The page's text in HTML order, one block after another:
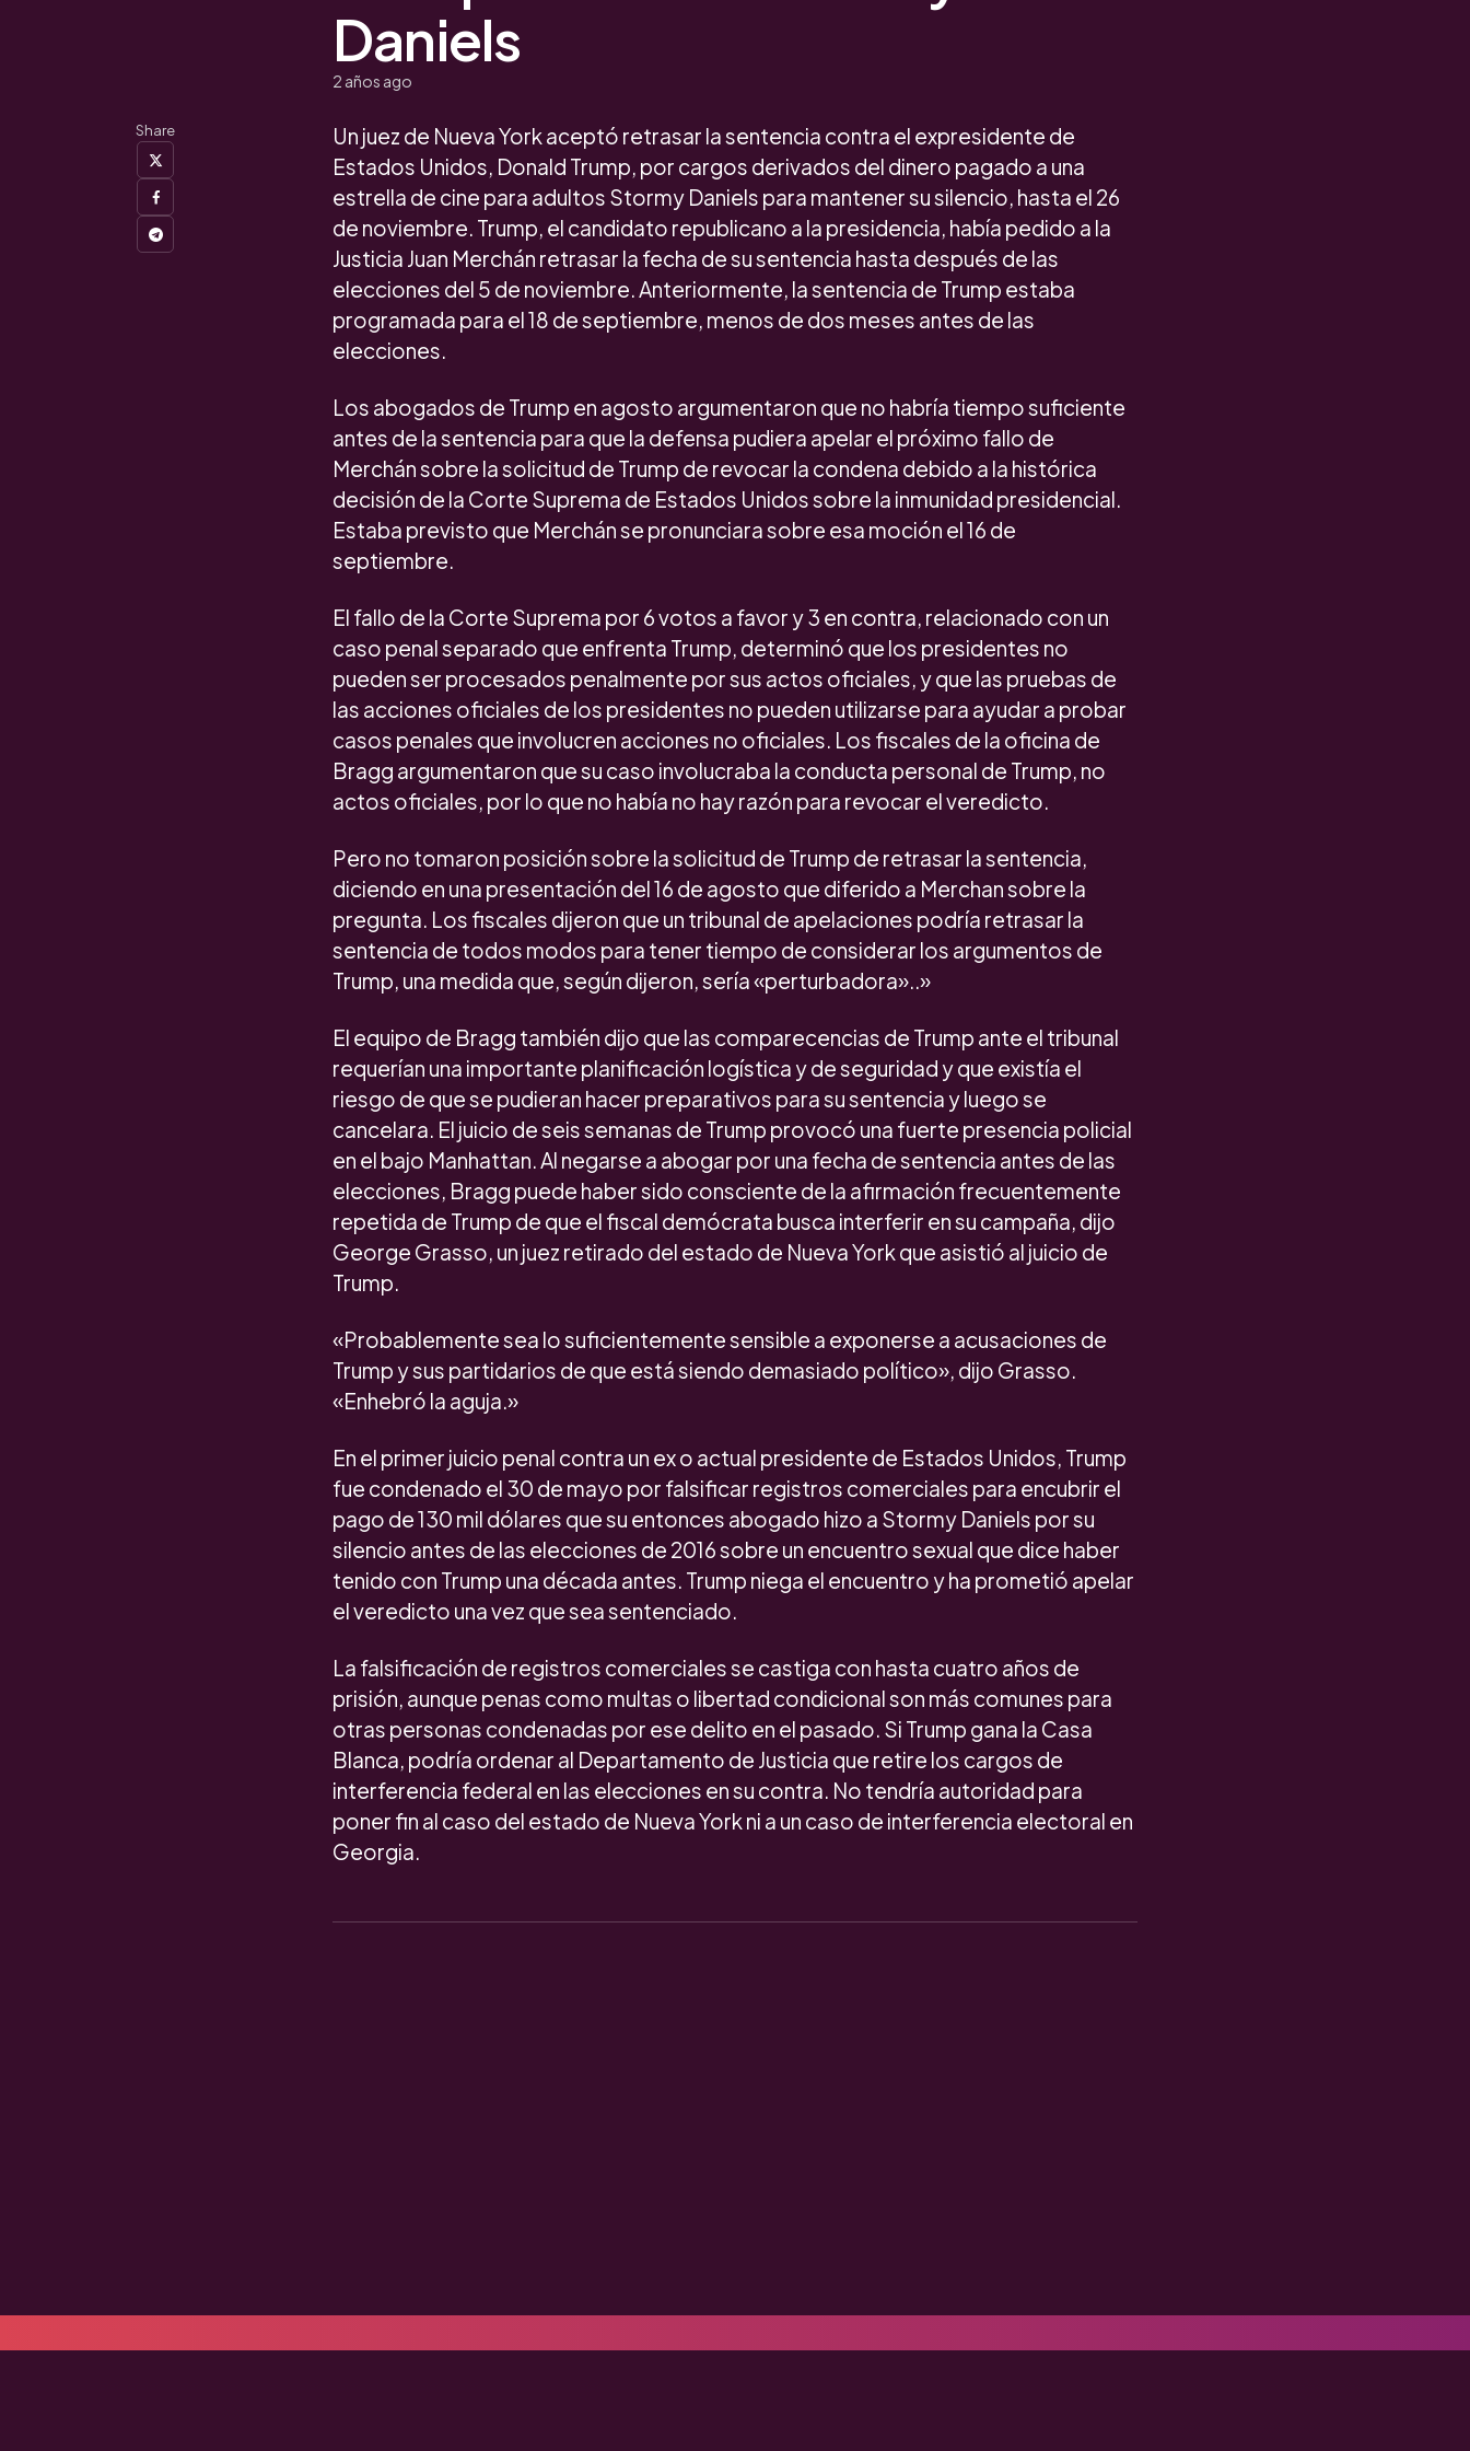
Daniels
2 años ago
Share
Un juez de Nueva York aceptó retrasar la sentencia contra el expresidente de
Estados Unidos, Donald Trump, por cargos derivados del dinero pagado a una
estrella de cine para adultos Stormy Daniels para mantener su silencio, hasta el 26
de noviembre. Trump, el candidato republicano a la presidencia, había pedido a la
Justicia Juan Merchán retrasar la fecha de su sentencia hasta después de las
elecciones del 5 de noviembre. Anteriormente, la sentencia de Trump estaba
programada para el 18 de septiembre, menos de dos meses antes de las
elecciones.
Los abogados de Trump en agosto argumentaron que no habría tiempo suficiente
antes de la sentencia para que la defensa pudiera apelar el próximo fallo de
Merchán sobre la solicitud de Trump de revocar la condena debido a la histórica
decisión de la Corte Suprema de Estados Unidos sobre la inmunidad presidencial.
Estaba previsto que Merchán se pronunciara sobre esa moción el 16 de
septiembre.
El fallo de la Corte Suprema por 6 votos a favor y 3 en contra, relacionado con un
caso penal separado que enfrenta Trump, determinó que los presidentes no
pueden ser procesados ​​penalmente por sus actos oficiales, y que las pruebas de
las acciones oficiales de los presidentes no pueden utilizarse para ayudar a probar
casos penales que involucren acciones no oficiales. Los fiscales de la oficina de
Bragg argumentaron que su caso involucraba la conducta personal de Trump, no
actos oficiales, por lo que no había no hay razón para revocar el veredicto.
Pero no tomaron posición sobre la solicitud de Trump de retrasar la sentencia,
diciendo en una presentación del 16 de agosto que diferido a Merchan sobre la
pregunta. Los fiscales dijeron que un tribunal de apelaciones podría retrasar la
sentencia de todos modos para tener tiempo de considerar los argumentos de
Trump, una medida que, según dijeron, sería «perturbadora»..»
El equipo de Bragg también dijo que las comparecencias de Trump ante el tribunal
requerían una importante planificación logística y de seguridad y que existía el
riesgo de que se pudieran hacer preparativos para su sentencia y luego se
cancelara. El juicio de seis semanas de Trump provocó una fuerte presencia policial
en el bajo Manhattan. Al negarse a abogar por una fecha de sentencia antes de las
elecciones, Bragg puede haber sido consciente de la afirmación frecuentemente
repetida de Trump de que el fiscal demócrata busca interferir en su campaña, dijo
George Grasso, un juez retirado del estado de Nueva York que asistió al juicio de
Trump.
«Probablemente sea lo suficientemente sensible a exponerse a acusaciones de
Trump y sus partidarios de que está siendo demasiado político», dijo Grasso.
«Enhebró la aguja.»
En el primer juicio penal contra un ex o actual presidente de Estados Unidos, Trump
fue condenado el 30 de mayo por falsificar registros comerciales para encubrir el
pago de 130 mil dólares que su entonces abogado hizo a Stormy Daniels por su
silencio antes de las elecciones de 2016 sobre un encuentro sexual que dice haber
tenido con Trump una década antes. Trump niega el encuentro y ha prometió apelar
el veredicto una vez que sea sentenciado.
La falsificación de registros comerciales se castiga con hasta cuatro años de
prisión, aunque penas como multas o libertad condicional son más comunes para
otras personas condenadas por ese delito en el pasado. Si Trump gana la Casa
Blanca, podría ordenar al Departamento de Justicia que retire los cargos de
interferencia federal en las elecciones en su contra. No tendría autoridad para
poner fin al caso del estado de Nueva York ni a un caso de interferencia electoral en
Georgia.